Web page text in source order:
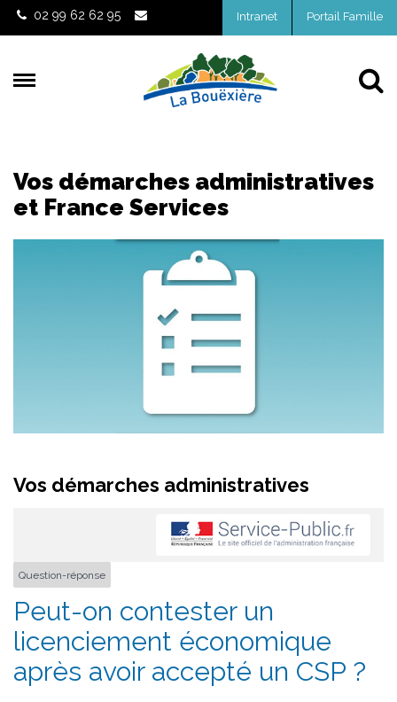
Gestion des traceurs
02 99 62 62 95 Intranet Portail Famille
Vos démarches administratives
et France Services
Vos démarches administratives
Question-réponse
Peut-on contester un
licenciement économique
après avoir accepté un CSP ?